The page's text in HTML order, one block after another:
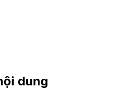
dung